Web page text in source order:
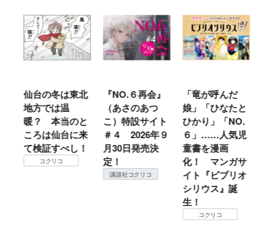
仙台の冬は東北
地方では温
暖？ 本当のと
ころは仙台に来
て検証すべし！
コクリコ
『NO.６再会』
（あさのあつ
こ）特設サイト
＃４ 2026年９
月30日発売決
定！
講談社コクリコ
「竜が呼んだ
娘」「ひなたと
ひかり」「NO.
６」……人気児
童書を漫画
化！ マンガサ
イト『ビブリオ
シリウス』誕
生！
コクリコ